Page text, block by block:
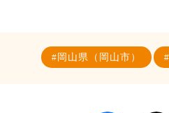
岡山県（岡山市）